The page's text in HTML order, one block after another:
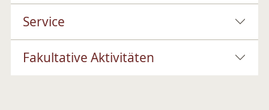
Service
Fakultative Aktivitäten